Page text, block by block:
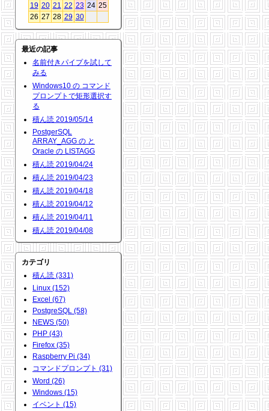
19 20 21 22 23 24 25
26 27 28 29 30
最近の記事
名前付きパイプを試して
みる
Windows10 の コマンド
プロンプトで矩形選択す
る
積ん読 2019/05/14
PostgerSQL
ARRAY_AGG の と
Oracle の LISTAGG
積ん読 2019/04/24
積ん読 2019/04/23
積ん読 2019/04/18
積ん読 2019/04/12
積ん読 2019/04/11
積ん読 2019/04/08
カテゴリ
積ん読 (331)
Linux (152)
Excel (67)
PostgreSQL (58)
NEWS (50)
PHP (43)
Firefox (35)
Raspberry Pi (34)
コマンドプロンプト (31)
Word (26)
Windows (15)
イベント (15)